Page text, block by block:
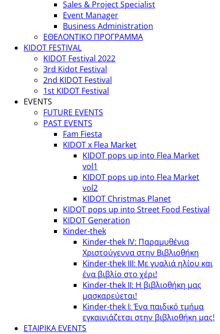
Sales & Project Specialist
Event Manager
Business Administration
ΕΘΕΛΟΝΤΙΚΟ ΠΡΟΓΡΑΜΜΑ
KIDOT FESTIVAL
KIDOT Festival 2022
3rd Kidot Festival
2nd KIDOT Festival
1st KIDOT Festival
EVENTS
FUTURE EVENTS
PAST EVENTS
Fam Fiesta
KIDOT x Flea Market
KIDOT pops up into Flea Market
vol1
KIDOT pops up into Flea Market
vol2
KIDOT Christmas Planet
KIDOT pops up into Street Food Festival
KIDOT Generation
Kinder-thek
Kinder-thek IV: Παραμυθένια
Χριστούγεννα στην Βιβλιοθήκη
Κinder-thek III: Με γυαλιά ηλίου και
ένα βιβλίο στο χέρι!
Κinder-thek II: Η βιβλιοθήκη μας
μασκαρεύεται!
Κinder-thek I: Ένα παιδικό τμήμα
εγκαινιάζεται στην βιβλιοθήκη μας!
ΕΤΑΙΡΙΚΑ EVENTS